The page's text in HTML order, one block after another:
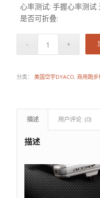
心率测试: 手握心率测试
是否可折叠:
分类： 美国岱宇DYACO, 商用跑步
描述 用户评论  (0)
描述